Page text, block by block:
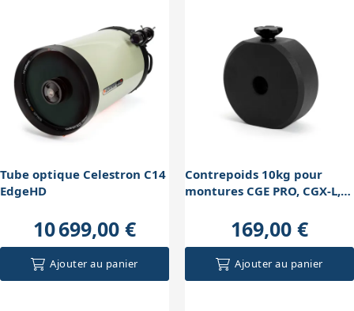
catalogue intégré de 40 000 objets. La monture est
aussi compatible ASCOM via USB, ce qui permet un
pilotage à distance avec des logiciels spécialisés,
facilitant les sessions d'astrophotographie
automatisées.
Tube optique Celestron C14
EdgeHD
10 699,00 €
Ajouter au panier
Contrepoids 10kg pour
montures CGE PRO, CGX-L,
169,00 €
Ajouter au panier